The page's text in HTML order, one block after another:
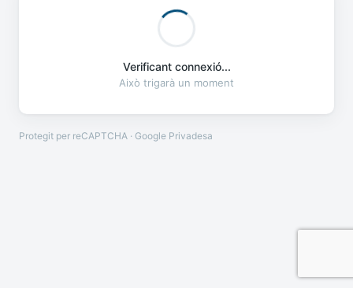
Verificant connexió...
Això trigarà un moment
Protegit per reCAPTCHA · Google Privadesa